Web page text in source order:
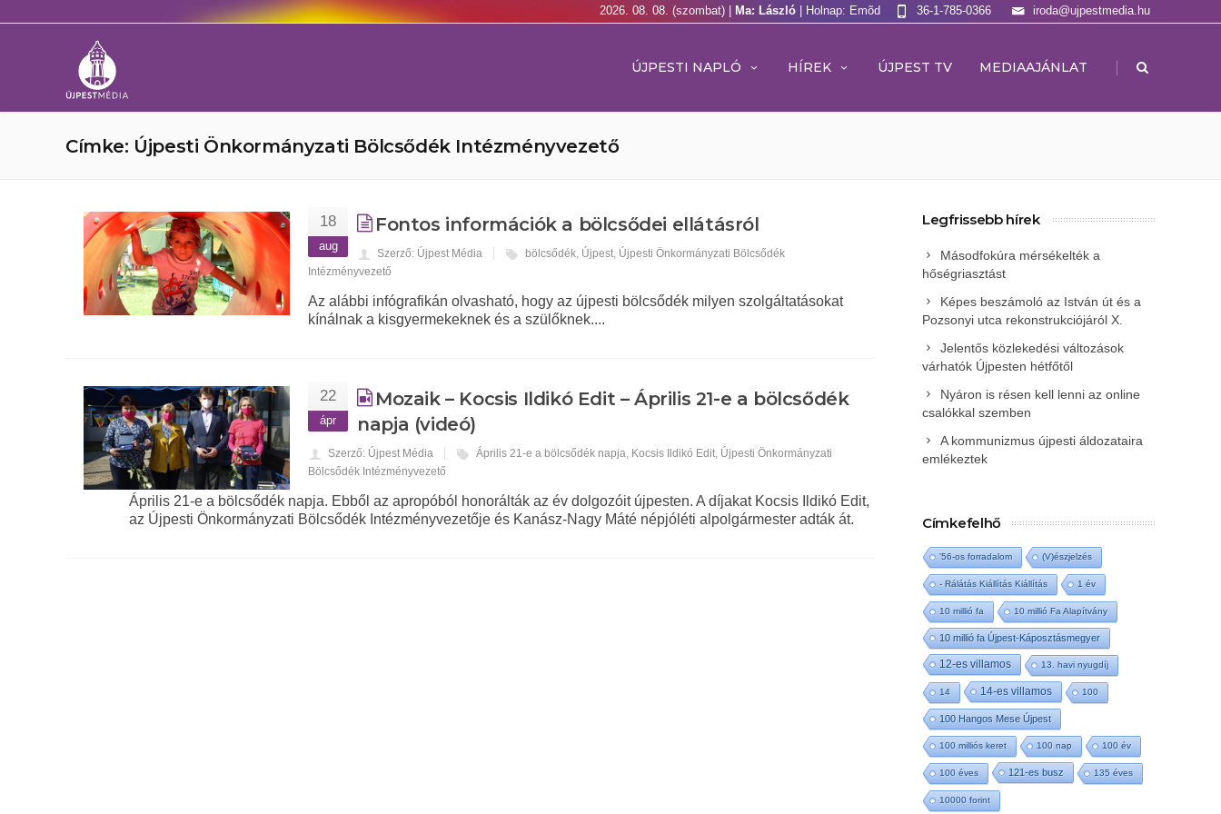
2026. 08. 08. (szombat) | Ma: László | Holnap: Emõd iroda@ujpestmedia.hu
36-1-785-0366
ÚJPESTI NAPLÓ HÍREK ÚJPEST TV MEDIAAJÁNLAT |
Címke: Újpesti Önkormányzati Bölcsődék Intézményvezető
18
aug
Fontos információk a bölcsődei ellátásról
Szerző: Újpest Média bölcsődék, Újpest, Újpesti Önkormányzati Bölcsődék
Intézményvezető
Az alábbi infógrafikán olvasható, hogy az újpesti bölcsődék milyen szolgáltatásokat
kínálnak a kisgyermekeknek és a szülőknek....
22
ápr
Mozaik – Kocsis Ildikó Edit – Április 21-e a bölcsődék
napja (videó)
Szerző: Újpest Média Április 21-e a bölcsődék napja, Kocsis Ildikó Edit, Újpesti Önkormányzati
Bölcsődék Intézményvezető
Április 21-e a bölcsődék napja. Ebből az apropóból honorálták az év dolgozóit újpesten. A díjakat Kocsis Ildikó Edit,
az Újpesti Önkormányzati Bölcsődék Intézményvezetője és Kanász-Nagy Máté népjóléti alpolgármester adták át.
Legfrissebb hírek
Másodfokúra mérsékelték a
hőségriasztást
Képes beszámoló az István út és a
Pozsonyi utca rekonstrukciójáról X.
Jelentős közlekedési változások
várhatók Újpesten hétfőtől
Nyáron is résen kell lenni az online
csalókkal szemben
A kommunizmus újpesti áldozataira
emlékeztek
Címkefelhő
'56-os forradalom (V)észjelzés
- Rálátás Kiállítás Kiállítás 1 év
10 millió fa 10 millió Fa Alapítvány
10 millió fa Újpest-Káposztásmegyer
12-es villamos 13. havi nyugdíj
14 14-es villamos 100
100 Hangos Mese Újpest
100 milliós keret 100 nap 100 év
100 éves 121-es busz 135 éves
10000 forint